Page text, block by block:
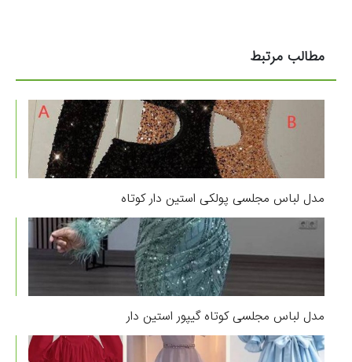
مطالب مرتبط
مدل لباس مجلسی پولکی استین دار کوتاه
مدل لباس مجلسی کوتاه گیپور استین دار